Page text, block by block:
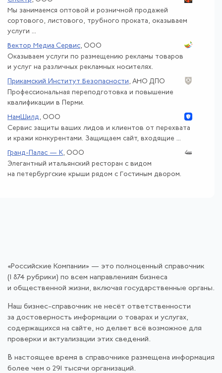
Мы занимаемся оптовой и розничной продажей
сортового, листового, трубного проката, оказываем
услуги ...
Вектор Медиа Сервис, ООО
Оказываем услуги по размещению рекламы товаров
и услуг на различных рекламных носителях.
Прикамский Институт Безопасности , АНО ДПО
Профессиональная переподготовка и повышение
квалификации в Перми.
НамШилд , ООО
Сервис защиты ваших лидов и клиентов от перехвата
и кражи конкурентами. Защищаем сайт, входящие ...
Гранд-Палас — К, ООО
Элегантный итальянский ресторан с видом
на петербургские крыши рядом с Гостиным двором.
«Российские Компании» — это полноценный справочник
(1 874 рубрики) по всем направлениям бизнеса
и общественной жизни, включая государственные органы.
Наш бизнес-справочник не несёт ответственности
за достоверность информации о товарах и услугах,
содержащихся на сайте, но делает всё возможное для
проверки и актуализации этих сведений.
В настоящее время в справочнике размещена информация
более чем о 291 тысячи организаций.